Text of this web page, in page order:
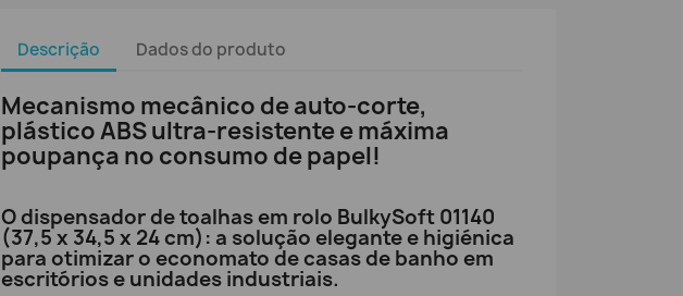
Descrição Dados do produto
Mecanismo mecânico de auto-corte,
plástico ABS ultra-resistente e máxima
poupança no consumo de papel!
O dispensador de toalhas em rolo BulkySoft 01140
(37,5 x 34,5 x 24 cm): a solução elegante e higiénica
para otimizar o economato de casas de banho em
escritórios e unidades industriais.